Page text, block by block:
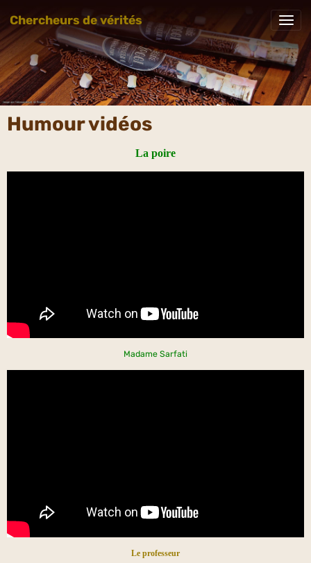
Chercheurs de vérités
Humour vidéos
La poire
Madame Sarfati
Le professeur